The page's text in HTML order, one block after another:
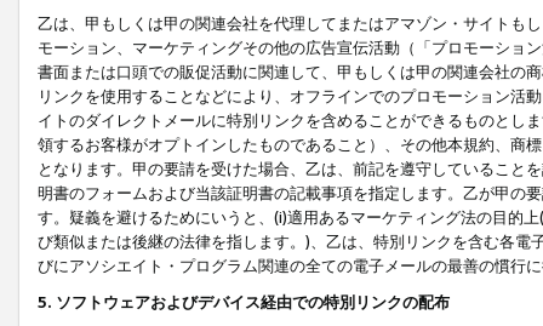
乙は、甲もしくは甲の関連会社を代理してまたはアマゾン・サイトも
モーション、マーケティングその他の広告宣伝活動（「プロモーショ
書面または口頭での販促活動に関連して、甲もしくは甲の関連会社の
リンクを使用することなどにより、オフラインでのプロモーション活
イトのダイレクトメールに特別リンクを含めることができるものとし
領するお客様がオプトインしたものであること）、その他本規約、商
となります。甲の要請を受けた場合、乙は、前記を遵守していること
明書のフォームおよび当該証明書の記載事項を指定します。乙が甲の
す。疑義を避けるためにいうと、(i)適用あるマーケティング法の目的
び類似または後継の法律を指します。)、乙は、特別リンクを含む各
びにアソシエイト・プログラム関連の全ての電子メールの最善の慣行
5. ソフトウェアおよびデバイス経由での特別リンクの配布